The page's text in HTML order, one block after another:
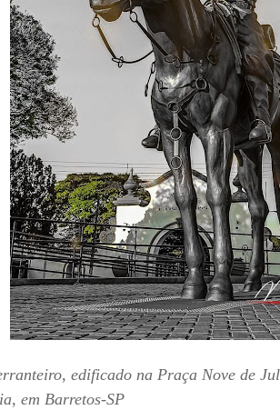
edificado na Praça Nove de
em Barretos-SP